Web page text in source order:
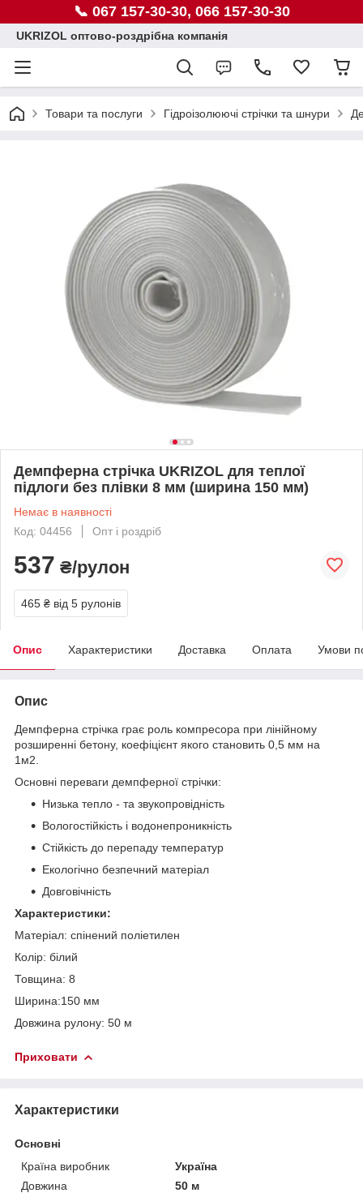
📞 067 157-30-30, 066 157-30-30
UKRIZOL оптово-роздрібна компанія
Товари та послуги Гідроізолюючі стрічки та шнури
Демпферна стрічка UKRIZOL для теплої
підлоги без плівки 8 мм (ширина 150 мм)
Немає в наявності
Код: 04456
Опт і роздріб
537 ₴/рулон
465 ₴ від 5 рулонів
Опис Характеристики Доставка Оплата Умови
Опис
Демпферна стрічка грає роль компресора при лінійному
розширенні бетону, коефіцієнт якого становить 0,5 мм на
1м2
Основні переваги демпферної стрічки:
Низька тепло - та звукопровідність
Вологостійкість і водонепроникність
Стійкість до перепаду температур
Екологічно безпечний матеріал
Довговічність
Характеристики:
Матеріал: спінений поліетилен
Колір: білий
Товщина: 8
Ширина:150 мм
Довжина рулону: 50 м
Приховати
Характеристики
Основні
Країна виробник
Україна
Довжина
50 м